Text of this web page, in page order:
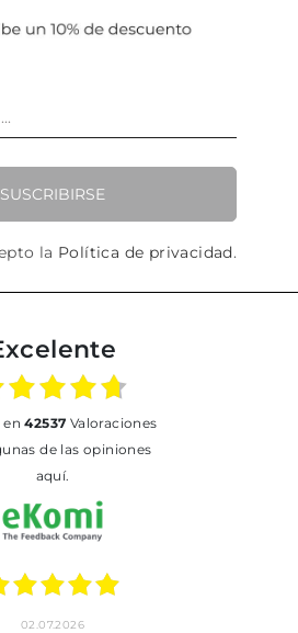
SUSCRIBIRSE
la Política de privacidad.
en42537 Valoraciones
aquí.
02.07.2026